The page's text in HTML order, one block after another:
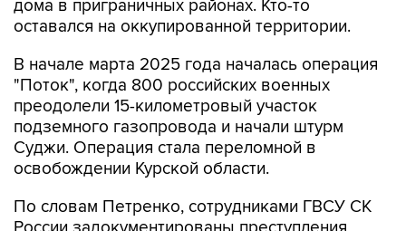
В начале марта 2025 года началась операция
преодолели 15-километровый участок
подземного газопровода и начали штурм
Суджи. Операция стала переломной в
освобождении Курской области.
По словам Петренко, сотрудниками ГВСУ СК
против мирных жителей Курска и Суджи, а